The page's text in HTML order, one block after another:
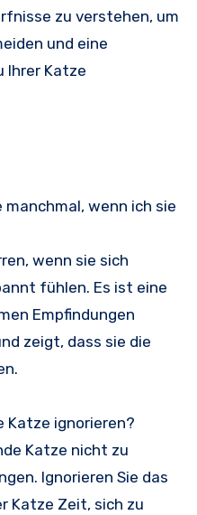
zu verstehen, um
und eine
Ihrer Katze
manchmal, wenn ich sie
wenn sie sich
fühlen. Es ist eine
Empfindungen
zeigt, dass sie die
Katze ignorieren?
Katze nicht zu
Ignorieren Sie das
Katze Zeit, sich zu